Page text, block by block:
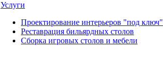
Услуги
Проектирование интерьеров "под ключ"
Реставрация бильярдных столов
Сборка игровых столов и мебели